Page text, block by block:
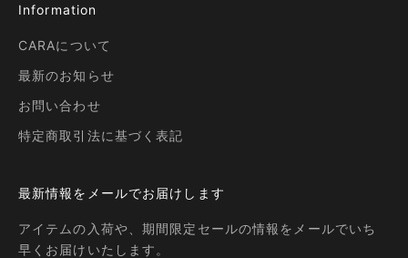
Information
CARAについて
最新のお知らせ
お問い合わせ
特定商取引法に基づく表記
最新情報をメールでお届けします
アイテムの入荷や、期間限定セールの情報をメールでいち
早くお届けいたします。